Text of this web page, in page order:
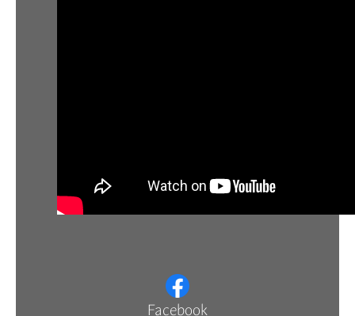
Facebook